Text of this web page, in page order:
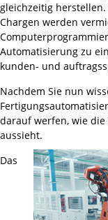
gleichzeitig
Chargen werden
Automatisierung zu
kunden- und
Nachdem Sie nun
darauf werfen, wie
aussieht.
Das